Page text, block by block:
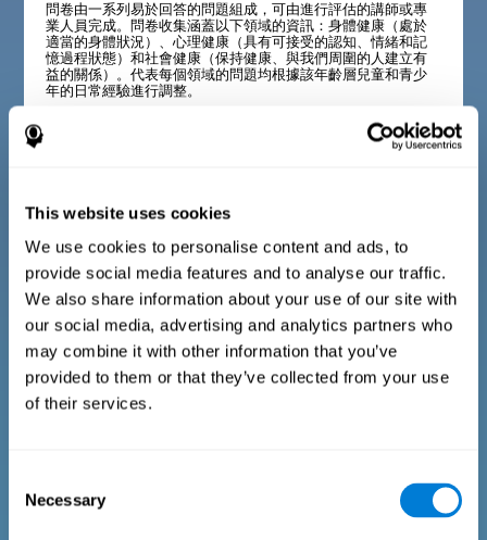
This website uses cookies
We use cookies to personalise content and ads, to
provide social media features and to analyse our traffic.
We also share information about your use of our site with
our social media, advertising and analytics partners who
may combine it with other information that you’ve
provided to them or that they’ve collected from your use
of their services.
Selection
Necessary
問卷由一系列易於回答的問題組成，可由進行評估的講師或專
業人員完成。問卷收集涵蓋以下領域的資訊：身體健康（處於
適當的身體狀況）、心理健康（具有可接受的認知、情緒和記
憶過程狀態）和社會健康（保持健康、與我們周圍的人建立有
益的關係）。代表每個領域的問題均根據該年齡層兒童和青少
年的日常經驗進行調整。
問卷由一系列易於回答的問題組成，可由進行評估的講師或專
業人員完成。問卷收集涵蓋以下領域的資訊：身體健康（處於
適當的身體狀況）、心理健康（具有可接受的認知、情緒和記
憶過程狀態）和社會健康（保持健康、與我們周圍的人建立有
益的關係）。代表每個領域的問題均根據該年齡層兒童和青少
年的日常經驗進行調整。
成人和老年人的診斷標準
問卷由一系列易於回答的問題組成，可由進行整體認知評估的
專業人員或患者自行完成。問卷收集涵蓋以下領域的資訊：身
體健康（處於適當的身體狀況）、心理健康（具有可接受的認